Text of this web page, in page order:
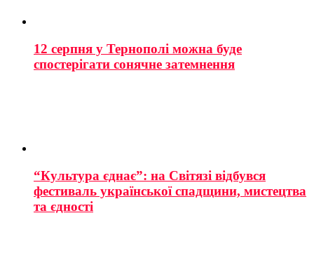
12 серпня у Тернополі можна буде
спостерігати сонячне затемнення
“Культура єднає”: на Світязі відбувся
фестиваль української спадщини, мистецтва
та єдності